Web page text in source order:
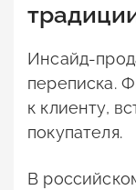
Инсайд-
переписка.
к клиенту,
покупателя.
В